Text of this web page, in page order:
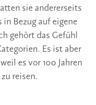
sie andererseits
Bezug auf eigene
gehört das Gefühl
Es ist aber
es vor 100 Jahren
reisen.